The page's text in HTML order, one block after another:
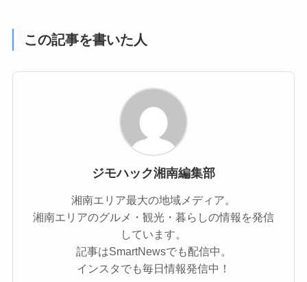
この記事を書いた人
ジモハック湘南編集部
湘南エリア最大の地域メディア。
湘南エリアのグルメ・観光・暮らしの情報を発信
しています。
記事はSmartNewsでも配信中。
インスタでも毎日情報発信中！